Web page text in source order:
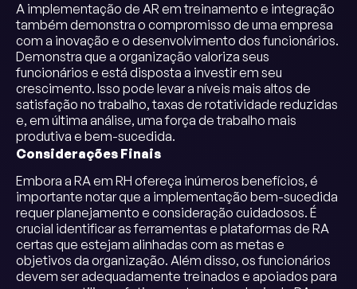
A implementação de AR em treinamento e integração
também demonstra o compromisso de uma empresa
com a inovação e o desenvolvimento dos funcionários.
Demonstra que a organização valoriza seus
funcionários e está disposta a investir em seu
crescimento. Isso pode levar a níveis mais altos de
satisfação no trabalho, taxas de rotatividade reduzidas
e, em última análise, uma força de trabalho mais
produtiva e bem-sucedida.
Considerações Finais
Embora a RA em RH ofereça inúmeros benefícios, é
importante notar que a implementação bem-sucedida
requer planejamento e consideração cuidadosos. É
crucial identificar as ferramentas e plataformas de RA
certas que estejam alinhadas com as metas e
objetivos da organização. Além disso, os funcionários
devem ser adequadamente treinados e apoiados para